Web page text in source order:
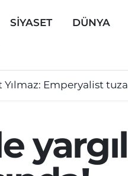
SİYASET DÜNYA
Yılmaz: Emperyalist